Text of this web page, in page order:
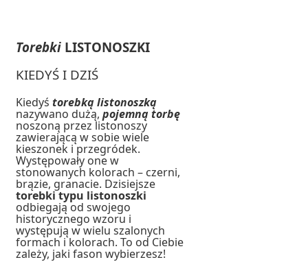
Torebki LISTONOSZKI
KIEDYŚ I DZIŚ
Kiedyśtorebką listonoszką
nazywano dużą,pojemną torbę
noszoną przez listonoszy
zawierającą w sobie wiele
kieszonek i przegródek.
Występowały one w
stonowanych kolorach – czerni,
brązie, granacie. Dzisiejsze
torebki typu listonoszki
odbiegają od swojego
historycznego wzoru i
występują w wielu szalonych
formach i kolorach. To od Ciebie
zależy, jaki fason wybierzesz!